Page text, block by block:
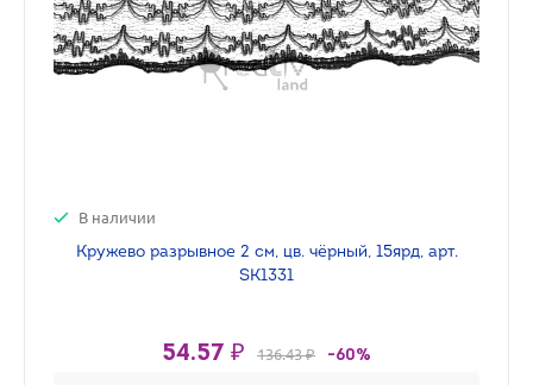
В наличии
Кружево разрывное 2 см, цв. чёрный, 15ярд, арт.
SK1331
54.57 ₽ 136.43 ₽ -60%